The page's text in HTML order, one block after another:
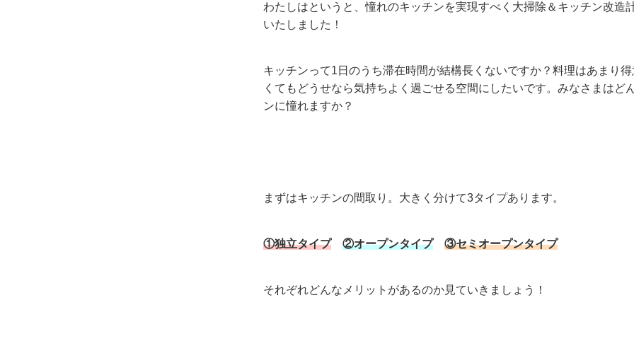
わたしはというと、憧れのキッチンを実現すべく大掃除＆キッチン改造
いたしました！
キッチンって1日のうち滞在時間が結構長くないですか？料理はあまり
くてもどうせなら気持ちよく過ごせる空間にしたいです。みなさまはど
ンに憧れますか？
まずはキッチンの間取り。大きく分けて3タイプあります。
①独立タイプ ②オープンタイプ ③セミオープンタイプ
それぞれどんなメリットがあるのか見ていきましょう！